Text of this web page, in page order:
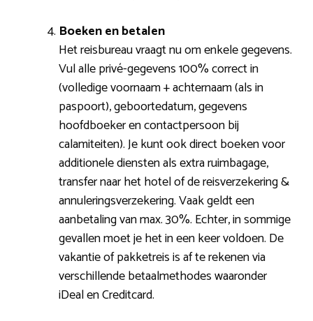
Boeken en betalen
Het reisbureau vraagt nu om enkele gegevens.
Vul alle privé-gegevens 100% correct in
(volledige voornaam + achternaam (als in
paspoort), geboortedatum, gegevens
hoofdboeker en contactpersoon bij
calamiteiten). Je kunt ook direct boeken voor
additionele diensten als extra ruimbagage,
transfer naar het hotel of de reisverzekering &
annuleringsverzekering. Vaak geldt een
aanbetaling van max. 30%. Echter, in sommige
gevallen moet je het in een keer voldoen. De
vakantie of pakketreis is af te rekenen via
verschillende betaalmethodes waaronder
iDeal en Creditcard.